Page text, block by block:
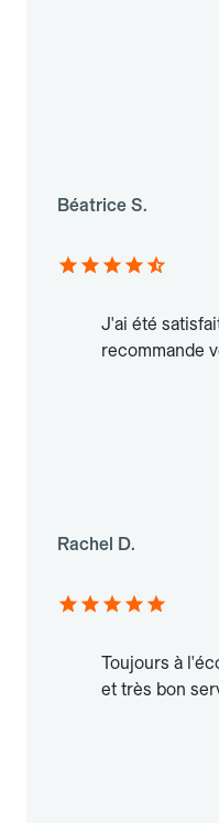
Béatrice S.
J'ai été
recommande
Rachel D.
Toujours à
et très bon